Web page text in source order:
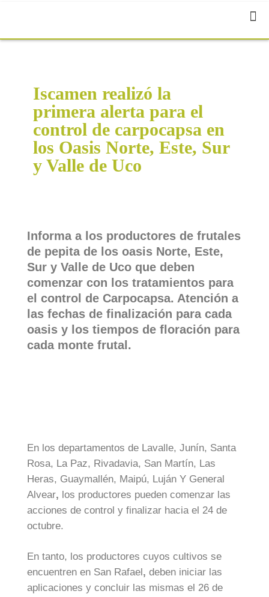
Iscamen realizó la
primera alerta para el
control de carpocapsa en
los Oasis Norte, Este, Sur
y Valle de Uco
Informa a los productores de frutales
de pepita de los oasis Norte, Este,
Sur y Valle de Uco que deben
comenzar con los tratamientos para
el control de Carpocapsa. Atención a
las fechas de finalización para cada
oasis y los tiempos de floración para
cada monte frutal.
En los departamentos de Lavalle, Junín, Santa
Rosa, La Paz, Rivadavia, San Martín, Las
Heras, Guaymallén, Maipú, Luján Y General
Alvear, los productores pueden comenzar las
acciones de control y finalizar hacia el 24 de
octubre.
En tanto, los productores cuyos cultivos se
encuentren en San Rafael , deben iniciar las
aplicaciones y concluir las mismas el 26 de